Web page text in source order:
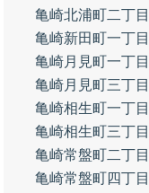
亀崎北浦町二丁目
亀崎新田町一丁目
亀崎月見町一丁目
亀崎月見町三丁目
亀崎相生町一丁目
亀崎相生町三丁目
亀崎常盤町二丁目
亀崎常盤町四丁目